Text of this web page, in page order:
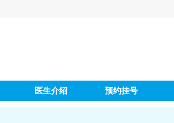
医生介绍 预约挂号